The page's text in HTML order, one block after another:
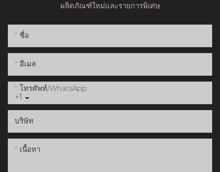
ผลิตภัณฑ์ใหม่และรายการพิเศษ
ชื่อ
อีเมล
+1
โทรศัพท์/WhatsApp
บริษัท
เนื้อหา